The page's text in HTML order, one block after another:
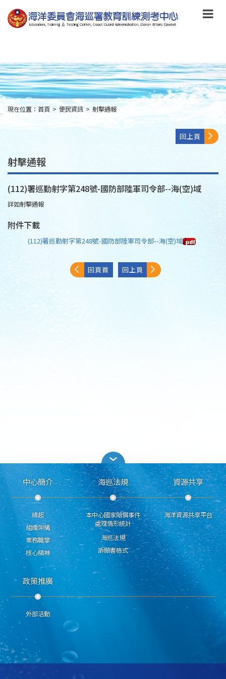
到
主
要
to
main
content
:::
現在位置： 首頁 > 便民資訊 > 射擊通報
回上頁
射擊通報
(112)署巡勤射字第248號-國防部陸軍司令部--海(空)域
詳如射擊通報
附件下載
(112)署巡勤射字第248號-國防部陸軍司令部--海(空)域
回頁首 回上頁
中心簡介
緣起
組織架構
業務職掌
核心精神
海巡法規
本中心國家賠償事件
處理情形統計
海巡法規
訴願書格式
資源共享
海洋資源共享平台
政策推廣
外部活動